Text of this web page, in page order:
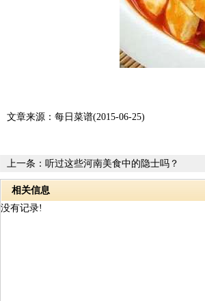
文章来源：每日菜谱(2015-06-25)
上一条： 听过这些河南美食中的隐士吗？
相关信息
没有记录!